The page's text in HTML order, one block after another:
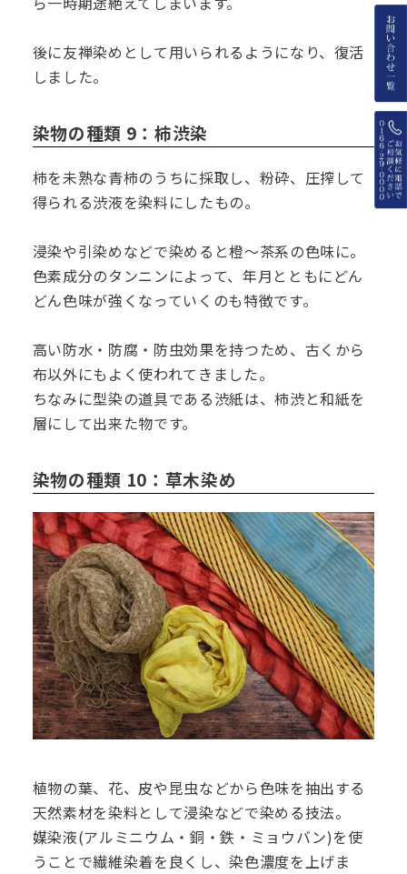
後に友禅染めとして用いられるようになり、復活
しました。
染物の種類 9：柿渋染
柿を未熟な青柿のうちに採取し、粉砕、圧搾して
得られる渋液を染料にしたもの。
浸染や引染めなどで染めると橙～茶系の色味に。
色素成分のタンニンによって、年月とともにどん
どん色味が強くなっていくのも特徴です。
高い防水・防腐・防虫効果を持つため、古くから
布以外にもよく使われてきました。
ちなみに型染の道具である渋紙は、柿渋と和紙を
層にして出来た物です。
染物の種類 10：草木染め
植物の葉、花、皮や昆虫などから色味を抽出する
天然素材を染料として浸染などで染める技法。
媒染液(アルミニウム・銅・鉄・ミョウバン)を使
うことで繊維染着を良くし、染色濃度を上げま